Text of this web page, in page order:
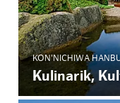
KON'NICHIWA
Kulinarik,